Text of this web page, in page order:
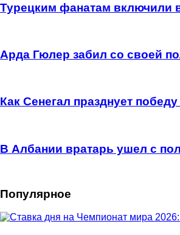
Турецким фанатам включили
Арда Гюлер забил со своей
Как Сенегал празднует
В Албании вратарь ушел с
Популярное